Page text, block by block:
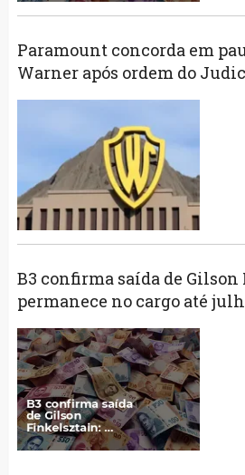
Paramount concorda em
Warner após ordem do
B3 confirma saída de
permanece no cargo até